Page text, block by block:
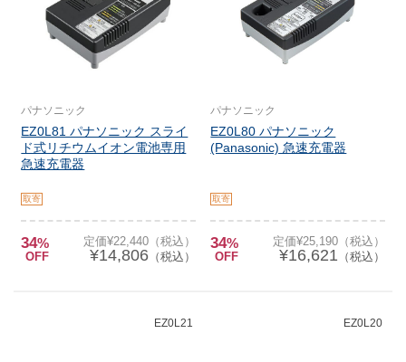
パナソニック
EZ0L81 パナソニック スライ
ド式リチウムイオン電池専用
急速充電器
取寄
34%
OFF
定価¥22,440（税込）
¥14,806（税込）
パナソニック
EZ0L80 パナソニック
(Panasonic) 急速充電器
取寄
34%
OFF
定価¥25,190（税込）
¥16,621 （税込）
EZ0L21 EZ0L20